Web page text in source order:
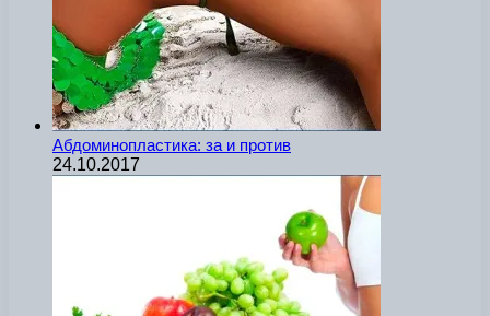
Абдоминопластика: за и против
24.10.2017